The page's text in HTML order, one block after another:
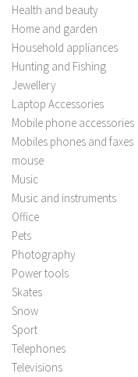
Health and beauty
Home and garden
Household appliances
Hunting and Fishing
Jewellery
Laptop Accessories
Mobile phone accessories
Mobiles phones and faxes
mouse
Music
Music and instruments
Office
Pets
Photography
Power tools
Skates
Snow
Sport
Telephones
Televisions